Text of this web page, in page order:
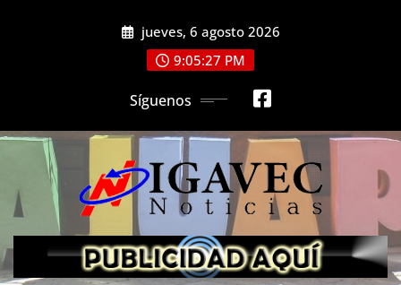
jueves, 6 agosto 2026
9:05:29 PM
Síguenos